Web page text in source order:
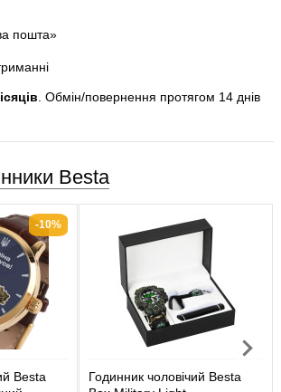
пошта»
. Обмін/повернення протягом 14 днів
Besta
-10%
Besta
Годинник чоловічий Besta